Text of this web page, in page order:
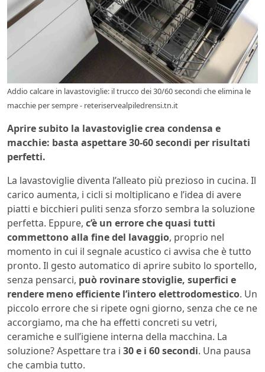
Addio calcare in lavastoviglie: il trucco dei 30/60 secondi che elimina le
macchie per sempre - reteriservealpiledrensi.tn.it
Aprire subito la lavastoviglie crea condensa e
macchie: basta aspettare 30-60 secondi per risultati
perfetti.
La lavastoviglie diventa l’alleato più prezioso in cucina. Il
carico aumenta, i cicli si moltiplicano e l’idea di avere
piatti e bicchieri puliti senza sforzo sembra la soluzione
perfetta. Eppure, c’è un errore che quasi tutti
commettono alla fine del lavaggio, proprio nel
momento in cui il segnale acustico ci avvisa che è tutto
pronto. Il gesto automatico di aprire subito lo sportello,
senza pensarci, può rovinare stoviglie, superfici e
rendere meno efficiente l’intero elettrodomestico. Un
piccolo errore che si ripete ogni giorno, senza che ce ne
accorgiamo, ma che ha effetti concreti su vetri,
ceramiche e sull’igiene interna della macchina. La
soluzione? Aspettare tra i 30 e i 60 secondi. Una pausa
che cambia tutto.